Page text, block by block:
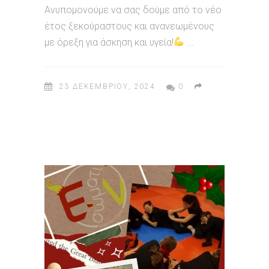
Ανυπομονούμε να σας δούμε από το νέο
έτος ξεκούραστους και ανανεωμένους
με όρεξη για άσκηση και υγεία!
23 ΔΕΚΕΜΒΡΊΟΥ, 2024 0